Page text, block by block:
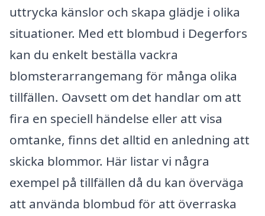
uttrycka känslor och skapa glädje i olika
situationer. Med ett blombud i Degerfors
kan du enkelt beställa vackra
blomsterarrangemang för många olika
tillfällen. Oavsett om det handlar om att
fira en speciell händelse eller att visa
omtanke, finns det alltid en anledning att
skicka blommor. Här listar vi några
exempel på tillfällen då du kan överväga
att använda blombud för att överraska